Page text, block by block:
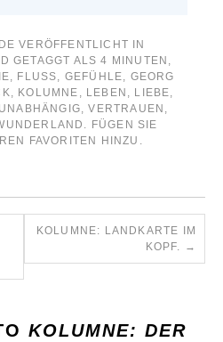
VERÖFFENTLICHT IN
GETAGGT ALS4 MINUTEN ,
, FLUSS, GEFÜHLE, GEORG
, KOLUMNE , LEBEN , LIEBE,
UNABHÄNGIG,VERTRAUEN ,
. FÜGEN SIE
FAVORITEN HINZU.
KOLUMNE: LANDKARTE IM
KOPF. →
KOLUMNE: DER